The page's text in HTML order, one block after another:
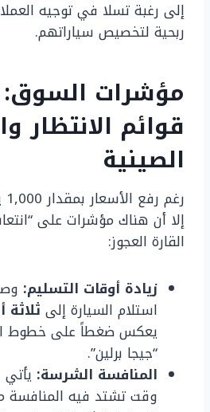
إلى رغبة تسلا في توجيه
ربحية لتخصيص سياراتهم.
مؤشرات
قوائم الانتظار
الصينية
إلا أن هناك مؤشرات على
القارة العجوز:
زيادة أوقات التسليم:
استلام السيارة إلى
يعكس ضغطاً على خطوط
“جيجا برلين”.
المنافسة الشرسة:
وقت تشتد فيه المنافسة